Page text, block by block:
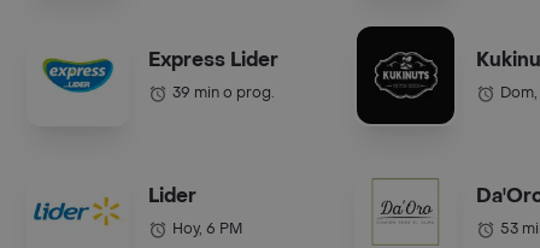
Express Lider
39 min o prog.
Lider
Hoy, 6 PM 53